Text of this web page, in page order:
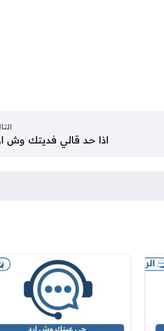
اذا حد قالي فديتك وش